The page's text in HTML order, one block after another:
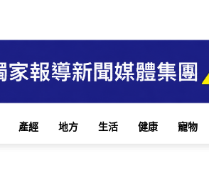
產經 地方 生活 健康 寵物